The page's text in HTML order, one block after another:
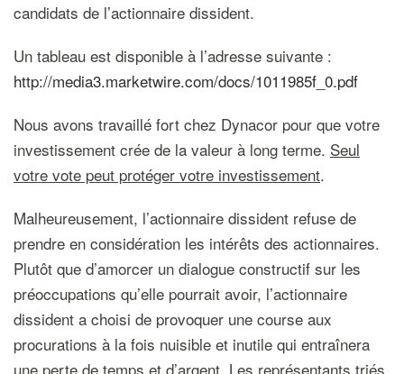
candidats de l’actionnaire dissident.
Un tableau est disponible à l’adresse suivante :
http://media3.marketwire.com/docs/1011985f_0.pdf
Nous avons travaillé fort chez Dynacor pour que votre
investissement crée de la valeur à long terme. Seul
votre vote peut protéger votre investissement.
Malheureusement, l’actionnaire dissident refuse de
prendre en considération les intérêts des actionnaires.
Plutôt que d’amorcer un dialogue constructif sur les
préoccupations qu’elle pourrait avoir, l’actionnaire
dissident a choisi de provoquer une course aux
procurations à la fois nuisible et inutile qui entraînera
une perte de temps et d’argent. Les représentants triés